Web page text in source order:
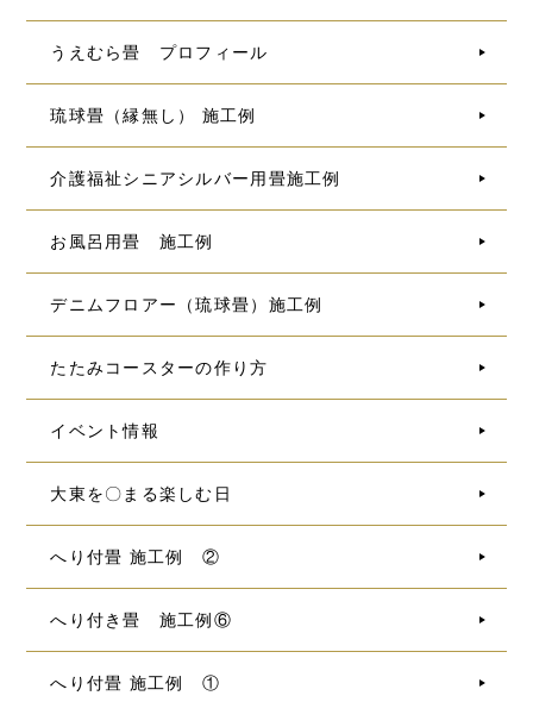
うえむら畳 プロフィール
琉球畳（縁無し） 施工例
介護福祉シニアシルバー用畳施工例
お風呂用畳 施工例
デニムフロアー（琉球畳）施工例
たたみコースターの作り方
イベント情報
大東を〇まる楽しむ日
へり付畳 施工例 ②
へり付き畳 施工例⑥
へり付畳 施工例 ①